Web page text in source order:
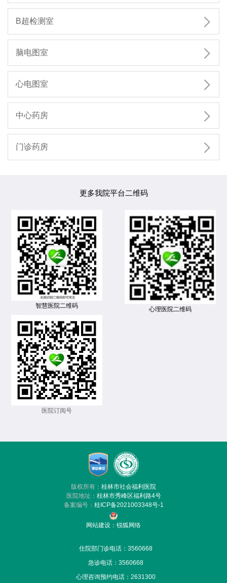
B超检测室 
脑电图室 
心电图室 
中心药房 
门诊药房 
更多我院平台二维码
智慧医院二维码
心理医院二维码
医院订阅号
版权所有： 桂林市社会福利医院
医院地址： 桂林市秀峰区福利路4号
备案编号： 桂ICP备2021003348号-1
网站建设 ： 锐狐网络
住院部门诊电话：3560668
急诊电话： 3560668
心理咨询预约电话：2631300